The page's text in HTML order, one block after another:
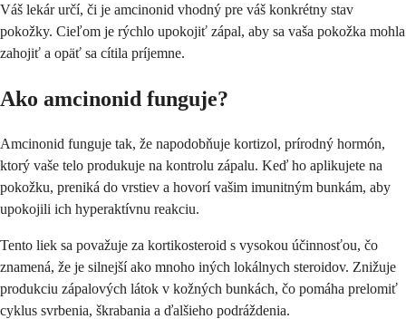
Váš lekár určí, či je amcinonid vhodný pre váš konkrétny stav
pokožky. Cieľom je rýchlo upokojiť zápal, aby sa vaša pokožka mohla
zahojiť a opäť sa cítila príjemne.
Ako amcinonid funguje?
Amcinonid funguje tak, že napodobňuje kortizol, prírodný hormón,
ktorý vaše telo produkuje na kontrolu zápalu. Keď ho aplikujete na
pokožku, preniká do vrstiev a hovorí vašim imunitným bunkám, aby
upokojili ich hyperaktívnu reakciu.
Tento liek sa považuje za kortikosteroid s vysokou účinnosťou, čo
znamená, že je silnejší ako mnoho iných lokálnych steroidov. Znižuje
produkciu zápalových látok v kožných bunkách, čo pomáha prelomiť
cyklus svrbenia, škrabania a ďalšieho podráždenia.